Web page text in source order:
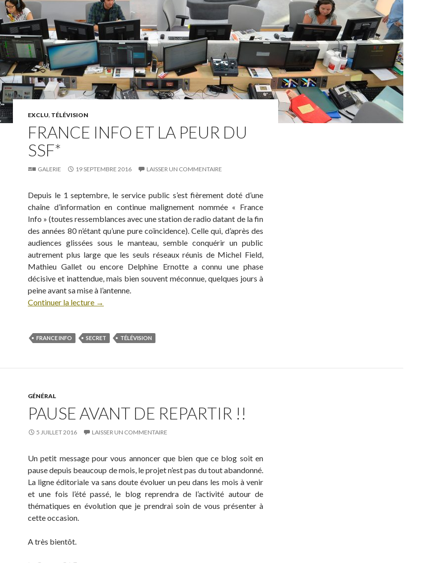
EXCLU, TÉLÉVISION
FRANCE INFO ET LA PEUR DU
SSF*
GALERIE 19 SEPTEMBRE 2016 LAISSER UN COMMENTAIRE
Depuis le 1 septembre, le service public s’est fièrement doté d’une
chaîne d’information en continue malignement nommée « France
Info » (toutes ressemblances avec une station de radio datant de la fin
des années 80 n’étant qu’une pure coïncidence). Celle qui, d’après des
audiences glissées sous le manteau, semble conquérir un public
autrement plus large que les seuls réseaux réunis de Michel Field,
Mathieu Gallet ou encore Delphine Ernotte a connu une phase
décisive et inattendue, mais bien souvent méconnue, quelques jours à
peine avant sa mise à l’antenne.
Continuer la lecture →
FRANCE INFO SECRET TÉLÉVISION
GÉNÉRAL
PAUSE AVANT DE REPARTIR !!
5 JUILLET 2016 LAISSER UN COMMENTAIRE
Un petit message pour vous annoncer que bien que ce blog soit en
pause depuis beaucoup de mois, le projet n’est pas du tout abandonné.
La ligne éditoriale va sans doute évoluer un peu dans les mois à venir
et une fois l’été passé, le blog reprendra de l’activité autour de
thématiques en évolution que je prendrai soin de vous présenter à
cette occasion.
A très bientôt.